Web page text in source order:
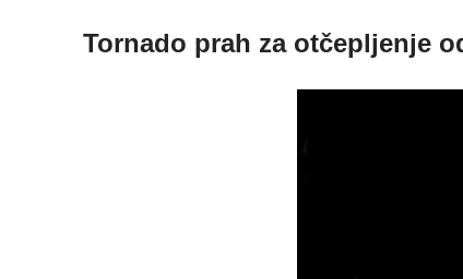
Tornado prah za otčepljenje